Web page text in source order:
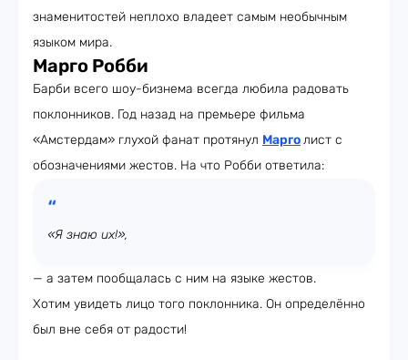
знаменитостей неплохо владеет самым необычным
языком мира.
Марго Робби
Барби всего шоу-бизнема всегда любила радовать
поклонников. Год назад на премьере фильма
«Амстердам» глухой фанат протянул Марголист с
обозначениями жестов. На что Робби ответила:
«Я знаю их!»,
— а затем пообщалась с ним на языке жестов.
Хотим увидеть лицо того поклонника. Он определённо
был вне себя от радости!